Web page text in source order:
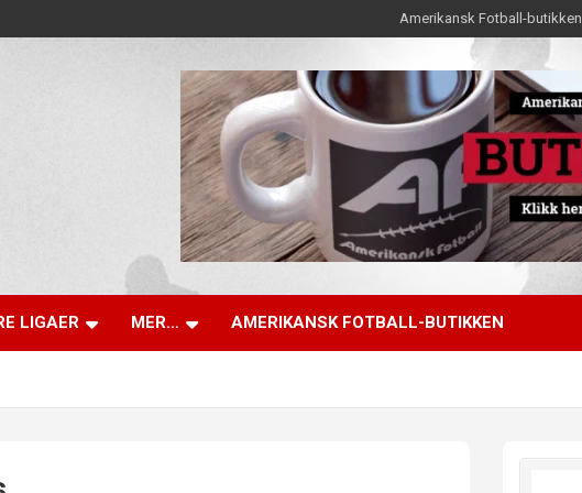
Amerikansk Fotball-butikken
LIGAER MER… AMERIKANSK FOTBALL-BUTIKKEN